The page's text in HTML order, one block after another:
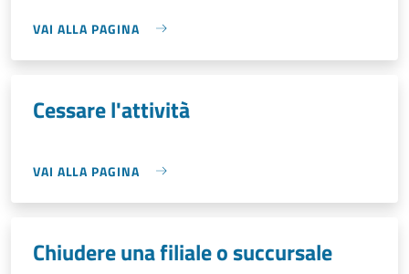
VAI ALLA PAGINA
Cessare l'attività
VAI ALLA PAGINA
Chiudere una filiale o succursale